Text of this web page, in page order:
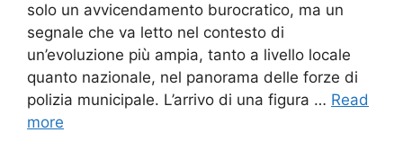
solo un avvicendamento burocratico, ma un
segnale che va letto nel contesto di
un’evoluzione più ampia, tanto a livello locale
quanto nazionale, nel panorama delle forze di
polizia municipale. L’arrivo di una figura … Read
more